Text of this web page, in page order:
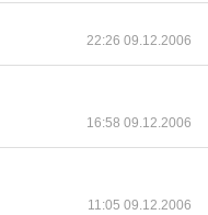
22:26 09.12.2006
16:58 09.12.2006
11:05 09.12.2006